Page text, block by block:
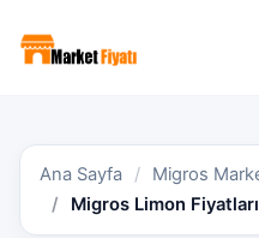
Ana Sayfa
Migros
Migros Limon Fiyatları